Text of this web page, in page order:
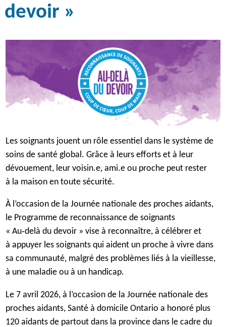
devoir »
Les soignants jouent un rôle essentiel dans le système de
soins de santé global. Grâce à leurs efforts et à leur
dévouement, leur voisin.e, ami.e ou proche peut rester
à la maison en toute sécurité.
À l’occasion de la Journée nationale des proches aidants,
le Programme de reconnaissance de soignants
« Au‑delà du devoir » vise à reconnaître, à célébrer et
à appuyer les soignants qui aident un proche à vivre dans
sa communauté, malgré des problèmes liés à la vieillesse,
à une maladie ou à un handicap.
Le 7 avril 2026, à l’occasion de la Journée nationale des
proches aidants, Santé à domicile Ontario a honoré plus
120 aidants de partout dans la province dans le cadre du